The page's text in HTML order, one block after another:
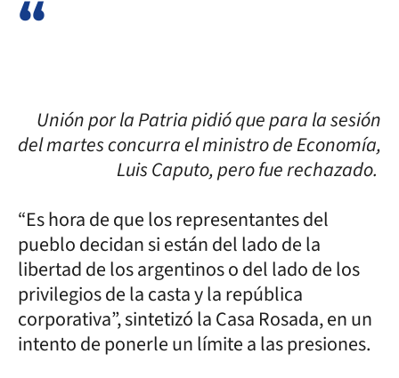
Unión por la Patria pidió que para la sesión
del martes concurra el ministro de Economía,
Luis Caputo, pero fue rechazado.
“Es hora de que los representantes del
pueblo decidan si están del lado de la
libertad de los argentinos o del lado de los
privilegios de la casta y la república
corporativa”, sintetizó la Casa Rosada, en un
intento de ponerle un límite a las presiones.